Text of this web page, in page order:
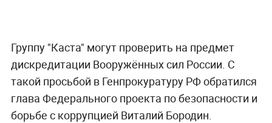
Группу "Каста" могут проверить на предмет
дискредитации Вооружённых сил России. С
такой просьбой в Генпрокуратуру РФ обратился
глава Федерального проекта по безопасности и
борьбе с коррупцией Виталий Бородин.